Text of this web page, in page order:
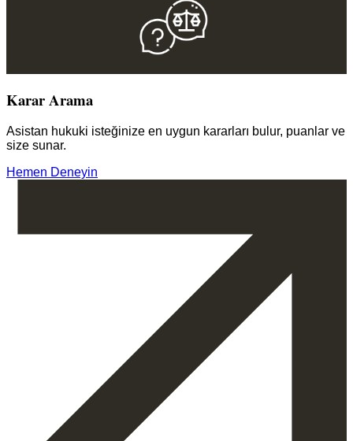
Karar Arama
Asistan hukuki isteğinize en uygun kararları bulur, puanlar ve
size sunar.
Hemen Deneyin